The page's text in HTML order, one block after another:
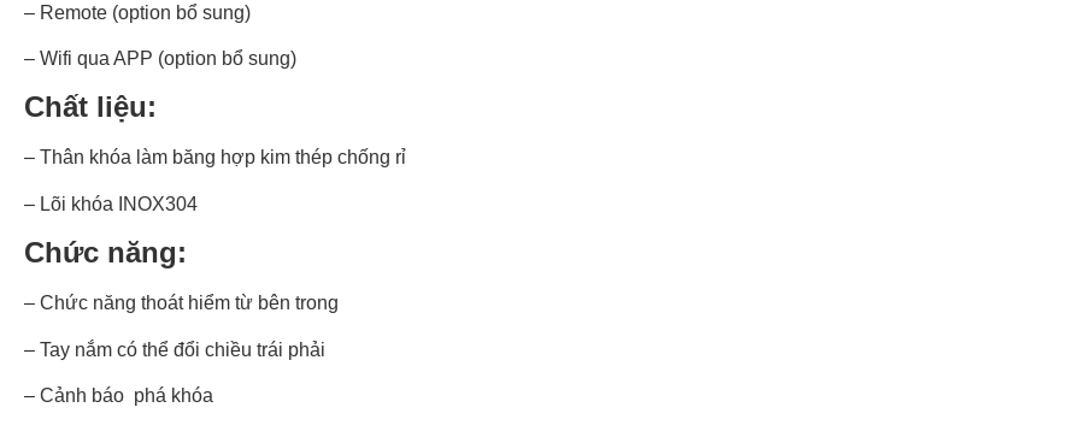
– Remote (option bổ sung)
– Wifi qua APP (option bổ sung)
Chất liệu:
– Thân khóa làm băng hợp kim thép chống rỉ
– Lõi khóa INOX304
Chức năng:
– Chức năng thoát hiểm từ bên trong
– Tay nắm có thể đổi chiều trái phải
– Cảnh báo phá khóa